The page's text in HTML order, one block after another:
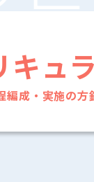
キュ
編成・実施の方